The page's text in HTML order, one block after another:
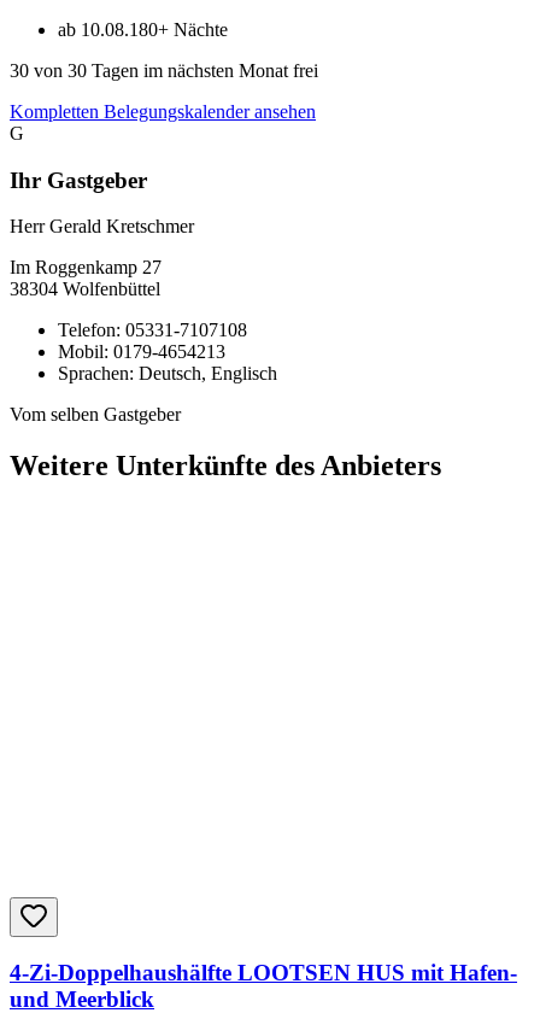
ab 10.08.180+ Nächte
30 von 30 Tagen im nächsten Monat frei
Kompletten Belegungskalender ansehen
G
Ihr Gastgeber
Herr Gerald Kretschmer
Im Roggenkamp 27
38304 Wolfenbüttel
Telefon: 05331-7107108
Mobil: 0179-4654213
Sprachen: Deutsch, Englisch
Vom selben Gastgeber
Weitere Unterkünfte des Anbieters
4-Zi-Doppelhaushälfte LOOTSEN HUS mit Hafen-
und Meerblick